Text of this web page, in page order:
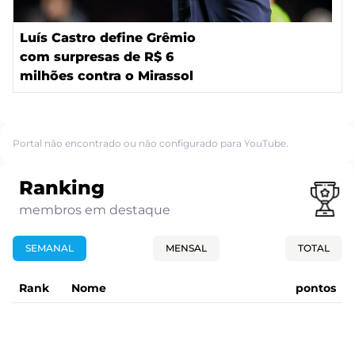
Luís Castro define Grêmio
com surpresas de R$ 6
milhões contra o Mirassol
Portal não encontrado ou não configurado para YouTube.
Ranking
membros em destaque
SEMANAL MENSAL TOTAL
Rank Nome pontos